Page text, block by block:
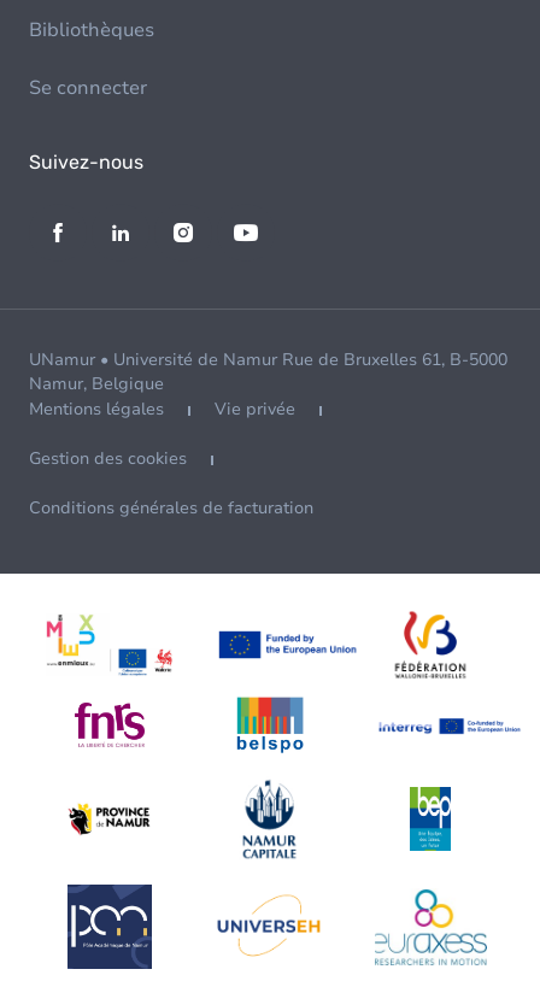
Bibliothèques
Se connecter
Suivez-nous
UNamur • Université de Namur Rue de Bruxelles 61, B-5000
Namur, Belgique
Mentions légales
Vie privée
Gestion des cookies
Conditions générales de facturation